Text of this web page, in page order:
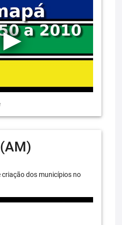
dos municípios no